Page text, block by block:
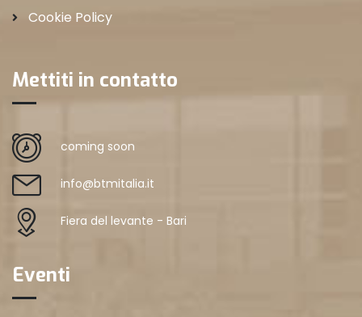
Cookie Policy
Mettiti in contatto
coming soon
info@btmitalia.it
Fiera del levante - Bari
Eventi